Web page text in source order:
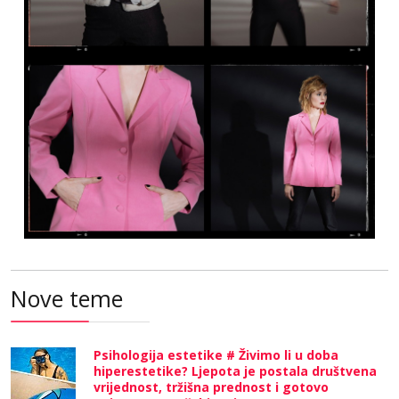
Nove teme
Psihologija estetike # Živimo li u doba
hiperestetike? Ljepota je postala društvena
vrijednost, tržišna prednost i gotovo